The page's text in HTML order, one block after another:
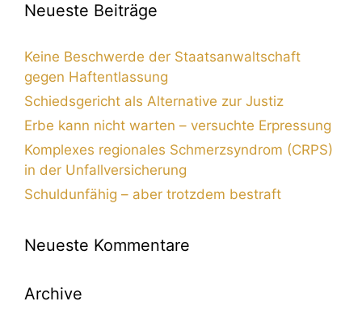
Neueste Beiträge
Keine Beschwerde der Staatsanwaltschaft
gegen Haftentlassung
Schiedsgericht als Alternative zur Justiz
Erbe kann nicht warten – versuchte Erpressung
Komplexes regionales Schmerzsyndrom (CRPS)
in der Unfallversicherung
Schuldunfähig – aber trotzdem bestraft
Neueste Kommentare
Archive